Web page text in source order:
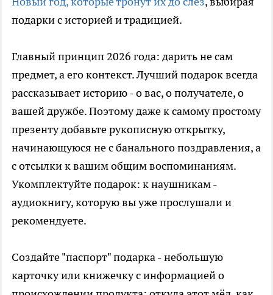
подарки с историей и традицией.
Главный принцип 2026 года: дарить не сам
предмет, а его контекст. Лучший подарок всегда
рассказывает историю - о вас, о получателе, о
вашей дружбе. Поэтому даже к самому простому
презенту добавьте рукописную открытку,
начинающуюся не с банального поздравления, а
с отсылки к вашим общим воспоминаниям.
Укомплектуйте подарок: к наушникам -
аудиокнигу, которую вы уже прослушали и
рекомендуете.
Создайте "паспорт" подарка - небольшую
карточку или книжечку с информацией о